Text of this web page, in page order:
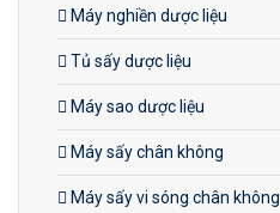
Máy nghiền dược liệu
Tủ sấy dược liệu
Máy sao dược liệu
Máy sấy chân không
Máy sấy vi sóng chân không